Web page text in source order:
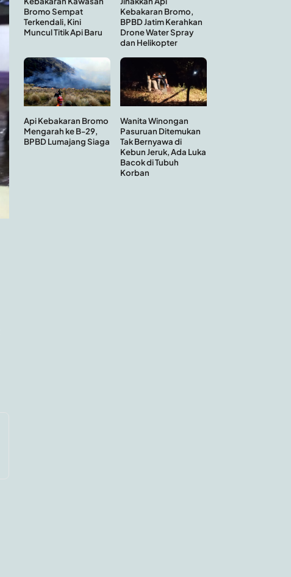
Bromo Sempat
Terkendali, Kini
Muncul Titik Api Baru
Kebakaran Bromo,
BPBD Jatim Kerahkan
Drone Water Spray
dan Helikopter
Api Kebakaran Bromo
Mengarah ke B-29,
BPBD Lumajang Siaga
Wanita Winongan
Pasuruan Ditemukan
Tak Bernyawa di
Kebun Jeruk, Ada Luka
Bacok di Tubuh
Korban